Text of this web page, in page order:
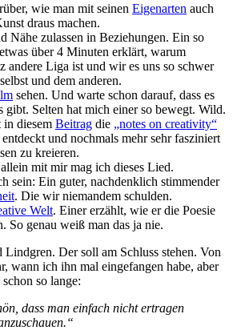
wie man mit seinen Eigenarten auch
draus machen.
Nähe zulassen in Beziehungen. Ein so
über 4 Minuten erklärt, warum
andere Liga ist und wir es uns so schwer
und dem anderen.
sehen. Und warte schon darauf, dass es
gibt. Selten hat mich einer so bewegt. Wild.
diesem Beitrag die „notes on creativity“
und nochmals mehr sehr fasziniert
zu kreieren.
mit mir mag ich dieses Lied.
sein: Ein guter, nachdenklich stimmender
. Die wir niemandem schulden.
Welt. Einer erzählt, wie er die Poesie
So genau weiß man das ja nie.
Der soll am Schluss stehen. Von
wann ich ihn mal eingefangen habe, aber
so lange:
dass man einfach nicht ertragen